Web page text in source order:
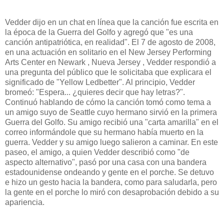
Vedder dijo en un chat en línea que la canción fue escrita en
la época de la Guerra del Golfo y agregó que "es una
canción antipatriótica, en realidad". El 7 de agosto de 2008,
en una actuación en solitario en el New Jersey Performing
Arts Center en Newark , Nueva Jersey , Vedder respondió a
una pregunta del público que le solicitaba que explicara el
significado de "Yellow Ledbetter". Al principio, Vedder
bromeó: "Espera... ¿quieres decir que hay letras?".
Continuó hablando de cómo la canción tomó como tema a
un amigo suyo de Seattle cuyo hermano sirvió en la primera
Guerra del Golfo. Su amigo recibió una "carta amarilla" en el
correo informándole que su hermano había muerto en la
guerra. Vedder y su amigo luego salieron a caminar. En este
paseo, el amigo, a quien Vedder describió como "de
aspecto alternativo", pasó por una casa con una bandera
estadounidense ondeando y gente en el porche. Se detuvo
e hizo un gesto hacia la bandera, como para saludarla, pero
la gente en el porche lo miró con desaprobación debido a su
apariencia.